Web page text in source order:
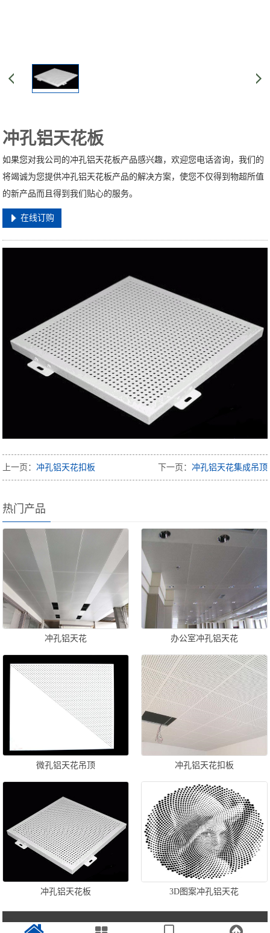
冲孔铝天花板
如果您对我公司的冲孔铝天花板产品感兴趣，欢迎您电话咨询，我们的
将竭诚为您提供冲孔铝天花板产品的解决方案，使您不仅得到物超所值
的新产品而且得到我们贴心的服务。
在线订购
上一页：冲孔铝天花扣板 下一页： 冲孔铝天花集成吊顶
热门产品
冲孔铝天花 办公室冲孔铝天花
微孔铝天花吊顶 冲孔铝天花扣板
冲孔铝天花板 3D图案冲孔铝天花